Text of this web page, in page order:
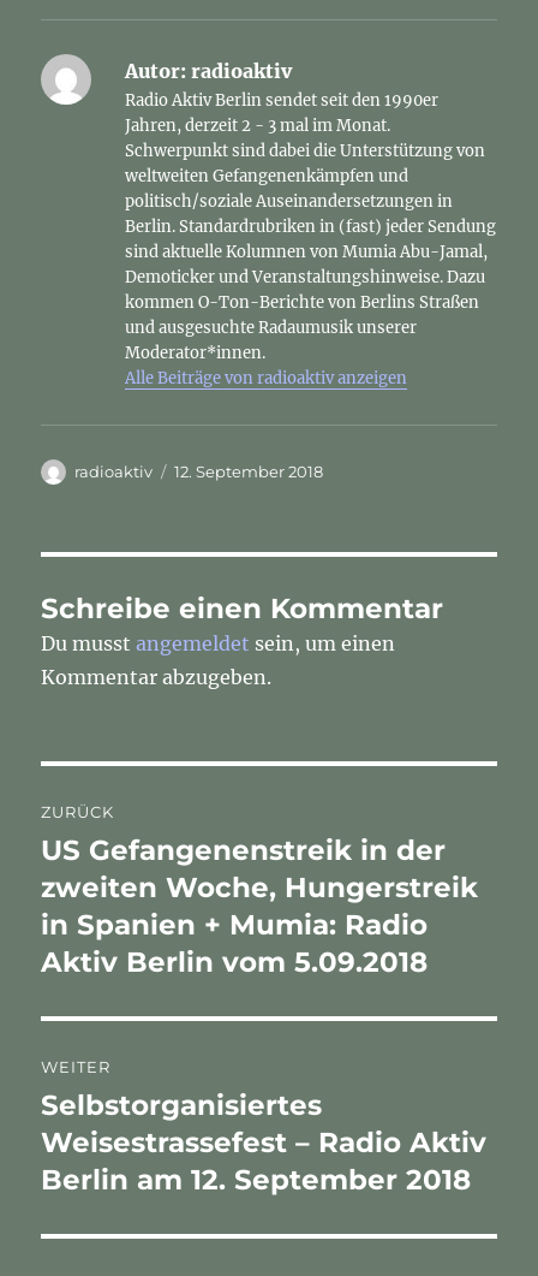
Autor: radioaktiv
Radio Aktiv Berlin sendet seit den 1990er
Jahren, derzeit 2 - 3 mal im Monat.
Schwerpunkt sind dabei die Unterstützung von
weltweiten Gefangenenkämpfen und
politisch/soziale Auseinandersetzungen in
Berlin. Standardrubriken in (fast) jeder Sendung
sind aktuelle Kolumnen von Mumia Abu-Jamal,
Demoticker und Veranstaltungshinweise. Dazu
kommen O-Ton-Berichte von Berlins Straßen
und ausgesuchte Radaumusik unserer
Moderator*innen.
Alle Beiträge von radioaktiv anzeigen
Autor
radioaktiv
Veröffentlicht
12. September 2018
Schreibe einen Kommentar
Du musstangemeldet sein, um einen
Kommentar abzugeben.
ZURÜCK
Vorheriger
Beitrag:
US Gefangenenstreik in der
zweiten Woche, Hungerstreik
in Spanien + Mumia: Radio
Aktiv Berlin vom 5.09.2018
WEITER
Nächster
Beitrag:
Selbstorganisiertes
Weisestrassefest – Radio Aktiv
Berlin am 12. September 2018